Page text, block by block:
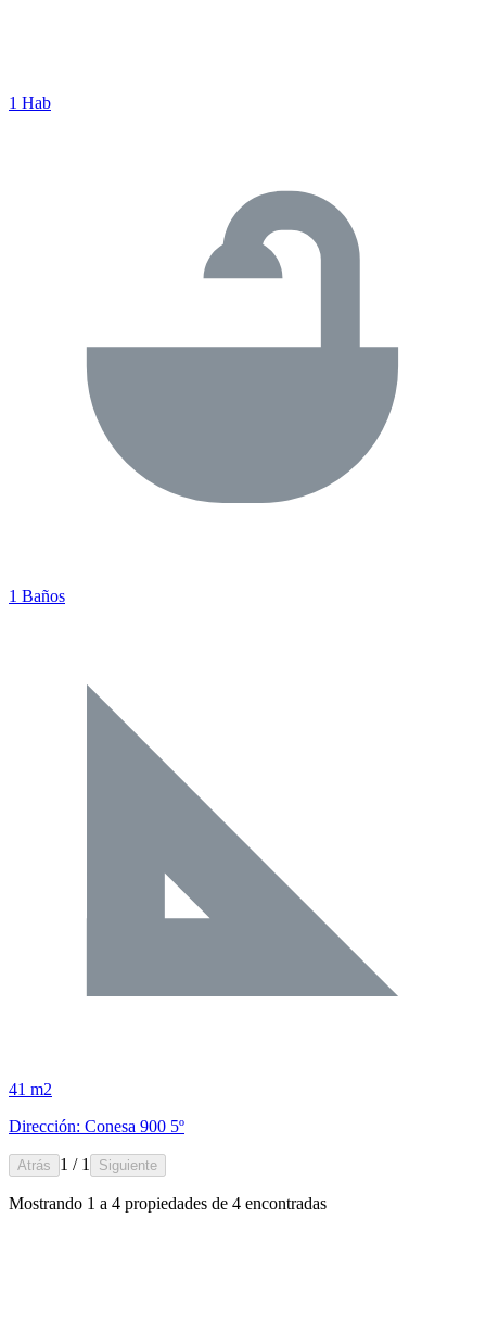
1 Hab
1 Baños
41 m2
Dirección: Conesa 900 5º
Atrás 1 / 1 Siguiente
Mostrando 1 a 4 propiedades de 4 encontradas